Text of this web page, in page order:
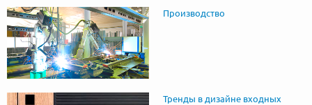
Производство
Тренды в дизайне входных